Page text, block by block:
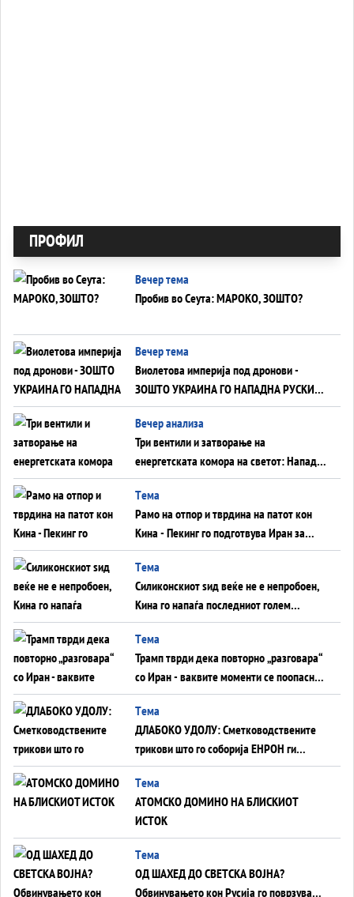
ПРОФИЛ
Вечер тема
Пробив во Сеута: МАРОКО, ЗОШТО?
Вечер тема
Виолетова империја под дронови -
ЗОШТО УКРАИНА ГО НАПАДНА РУСКИОТ
WILDBERRIES
Вечер анализа
Три вентили и затворање на
енергетската комора на светот: Нападот
во Суец најавува глобален енергетски
инфаркт?
Tема
Рамо на отпор и тврдина на патот кон
Кина - Пекинг го подготвува Иран за
американска копнена инвазија
Tема
Силиконскиот ѕид веќе не е непробоен,
Кина го напаѓа последниот голем
монопол на Западот?
Tема
Трамп тврди дека повторно „разговара“
со Иран - ваквите моменти се поопасни
од отворените закани
Tема
ДЛАБОКО УДОЛУ: Сметководствените
трикови што го соборија ЕНРОН ги
применуваат гигантите за ВИ
Tема
АТОМСКО ДОМИНО НА БЛИСКИОТ
ИСТОК
Tема
ОД ШАХЕД ДО СВЕТСКА ВОЈНА?
Обвинувањето кон Русија го поврзува